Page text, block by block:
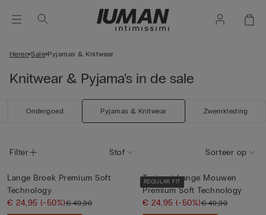
Heren Sale Pyjamas & Knitwear
Knitwear & Pyjama's in de sale
Ondergoed Pyjamas & Knitwear Zwemkleding
Filter Stof Sorteer op
Lange Broek Premium Soft
Technology
€ 24,95(-50%)€ 49,90
REGULAR FIT
Trui met Lange Mouwen
Premium Soft Technology
€ 24,95(-50%)€ 49,90